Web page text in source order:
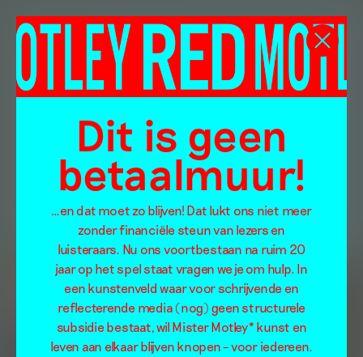
Dit is geen
betaalmuur!
…en dat moet zo blijven! Dat lukt ons niet meer
zonder financiële steun van lezers en
luisteraars. Nu ons voortbestaan na ruim 20
jaar op het spel staat vragen we je om hulp. In
een kunstenveld waar voor schrijvende en
reflecterende media (nog) geen structurele
subsidie bestaat, wil Mister Motley* kunst en
leven aan elkaar blijven knopen – voor iedereen.